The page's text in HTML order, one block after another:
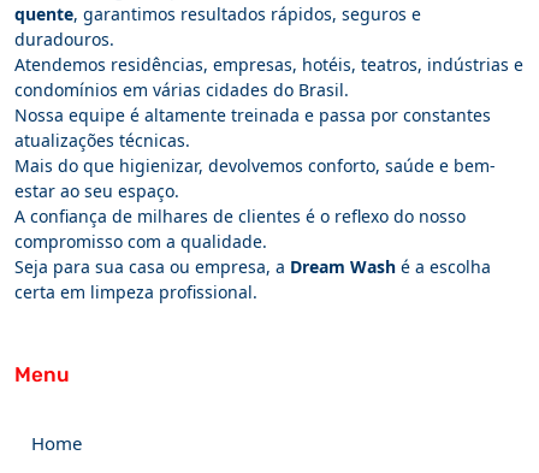
quente, garantimos resultados rápidos, seguros e
duradouros.
Atendemos residências, empresas, hotéis, teatros, indústrias e
condomínios em várias cidades do Brasil.
Nossa equipe é altamente treinada e passa por constantes
atualizações técnicas.
Mais do que higienizar, devolvemos conforto, saúde e bem-
estar ao seu espaço.
A confiança de milhares de clientes é o reflexo do nosso
compromisso com a qualidade.
Seja para sua casa ou empresa, a Dream Wash é a escolha
certa em limpeza profissional.
Menu
Home